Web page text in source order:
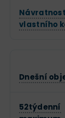
Návratnost
vlastního
Dnešní
52týdenní